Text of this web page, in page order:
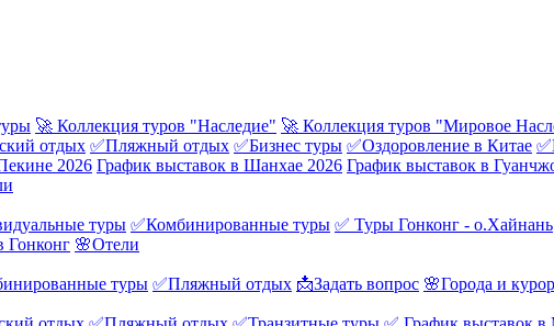
🚀 Коллекция туров "Наследие" 🚀 Коллекция туров "Мировое
отдых ✅Пляжный отдых ✅Бизнес туры ✅Оздоровление в Китае
2026 График выставок в Шанхае 2026 График выставок в
туры ✅Комбинированные туры ✅ Туры Гонконг - о.Хайнань
Гонконг 🌸Отели
туры ✅Пляжный отдых 📩Задать вопрос 🌸Города и